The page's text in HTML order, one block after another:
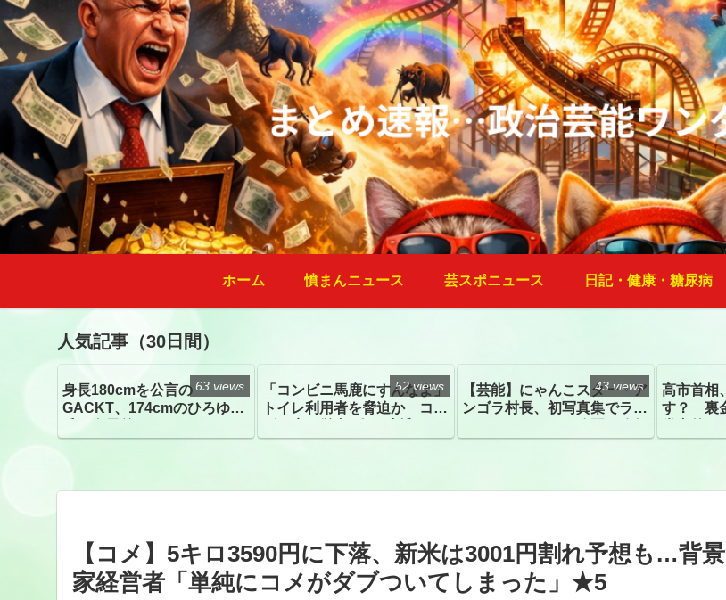
ホーム 憤まんニュース 芸スポニュース 日記・健康・糖尿病
人気記事（30日間）
身長180cmを公言の
GACKT、174cmのひろゆき
トざわつき イベントでの写
63 views
「コンビニ馬鹿にすんなよ」
トイレ利用者を脅迫か コン
52 views
【芸能】にゃんこスター・ア
ンゴラ村長、初写真集でラン
はデジタル写真集が異例の大
43 views
高市首相
す？ 裏
【コメ】5キロ3590円に下落、新米は3001円割れ予想も…背
家経営者「単純にコメがダブついてしまった」★5